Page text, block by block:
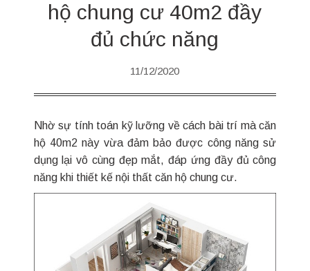
hộ chung cư 40m2 đầy
đủ chức năng
11/12/2020
Nhờ sự tính toán kỹ lưỡng về cách bài trí mà căn
hộ 40m2 này vừa đảm bảo được công năng sử
dụng lại vô cùng đẹp mắt, đáp ứng đầy đủ công
năng khi thiết kế nội thất căn hộ chung cư.